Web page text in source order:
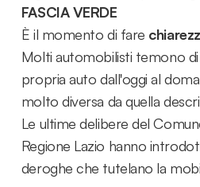
FASCIA VERDE
È il momento di fare
Molti automobilisti temono
propria auto dall'oggi al
molto diversa da quella
Le ultime delibere del
Regione Lazio hanno
deroghe che tutelano la